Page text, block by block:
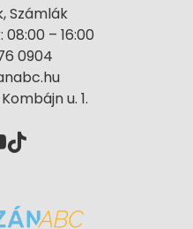
Számlák
– 16:00
0904
u. 1.